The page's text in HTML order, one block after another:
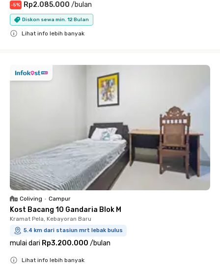
-5% Rp2.085.000 /bulan
Diskon sewa min. 12 Bulan
Lihat info lebih banyak
Coliving • Campur
Kost Bacang 10 Gandaria Blok M
Kramat Pela, Kebayoran Baru
5.4 km dari stasiun mrt lebak bulus
mulai dari Rp3.200.000 /bulan
Lihat info lebih banyak